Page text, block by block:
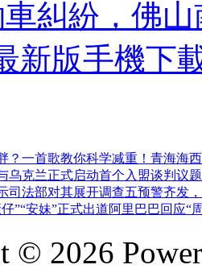
糾紛，佛
新版手機下
？一首歌教你科学减重！ 青海海
乌克兰正式启动首个入盟谈判议题
司法部对其展开调查五预警齐发
”“安妹”正式出道阿里巴巴回应“
© 2026